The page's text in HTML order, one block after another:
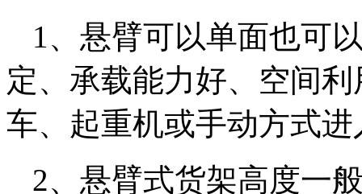
1、悬臂可以单面也可
定、承载能力好、空间
车、起重机或手动方式进
2、悬臂式货架高度一